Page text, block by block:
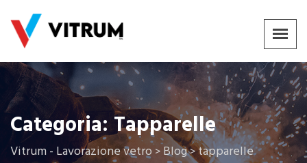
Categoria:Tapparelle
Vitrum - Lavorazione vetro >Blog>tapparelle